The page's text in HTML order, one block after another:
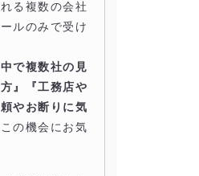
る複数の会社
ルのみで受け
で複数社の見
』『工務店や
やお断りに気
の機会にお気